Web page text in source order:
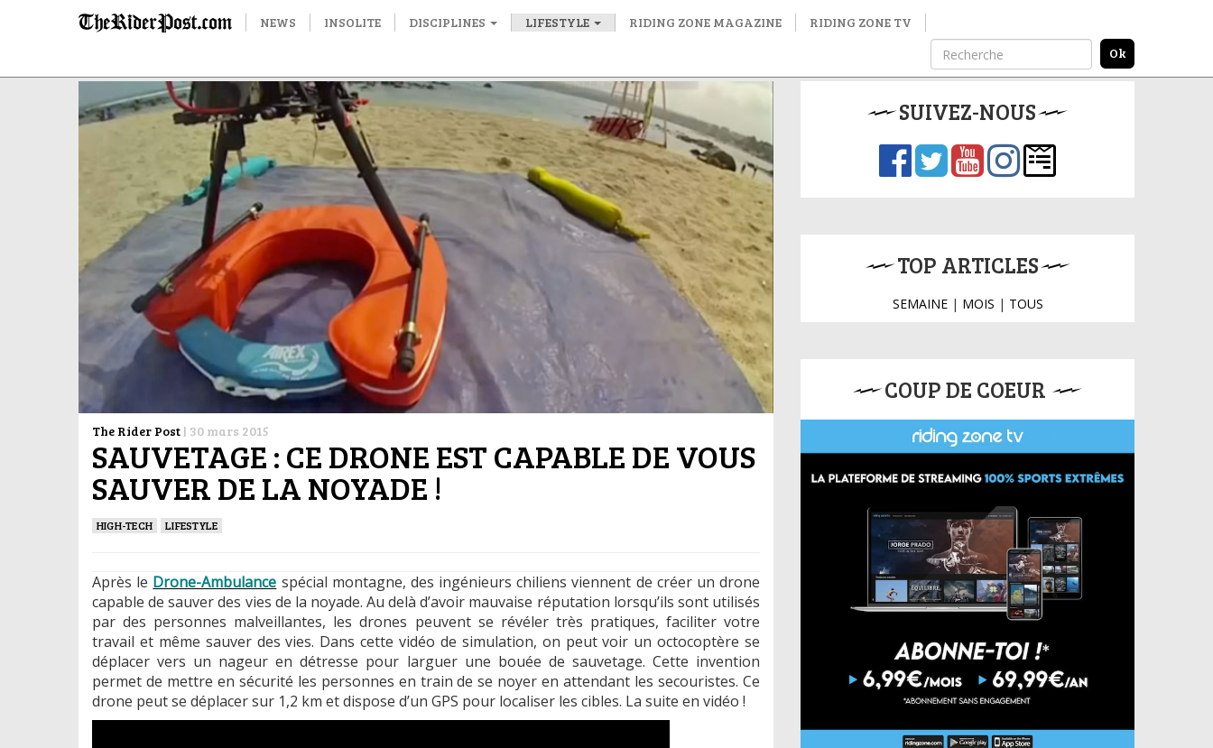
NEWS INSOLITE DISCIPLINES LIFESTYLE RIDING ZONE MAGAZINE RIDING ZONE TV
The Rider Post | 30 mars 2015
SAUVETAGE : CE DRONE EST CAPABLE DE VOUS
SAUVER DE LA NOYADE !
HIGH-TECH LIFESTYLE
Après le Drone-Ambulance spécial montagne, des ingénieurs chiliens viennent de créer un drone
capable de sauver des vies de la noyade. Au delà d’avoir mauvaise réputation lorsqu’ils sont utilisés
par des personnes malveillantes, les drones peuvent se révéler très pratiques, faciliter votre
travail et même sauver des vies. Dans cette vidéo de simulation, on peut voir un octocoptère se
déplacer vers un nageur en détresse pour larguer une bouée de sauvetage. Cette invention
permet de mettre en sécurité les personnes en train de se noyer en attendant les secouristes. Ce
drone peut se déplacer sur 1,2 km et dispose d’un GPS pour localiser les cibles. La suite en vidéo !
SUIVEZ-NOUS
TOP ARTICLES
SEMAINE| MOIS | TOUS
COUP DE COEUR